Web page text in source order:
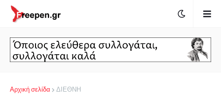
Αρχική σελίδα ΔΙΕΘΝΗ